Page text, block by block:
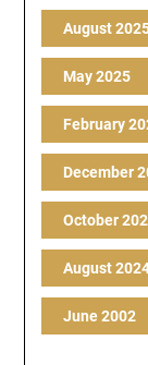
August
May 2025
February
December
October
August
June 2002